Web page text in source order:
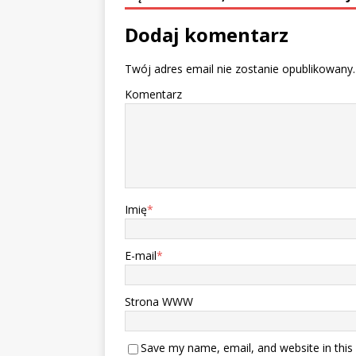
Dodaj komentarz
Twój adres email nie zostanie opublikowany.
Komentarz
Imię*
E-mail*
Strona WWW
Save my name, email, and website in